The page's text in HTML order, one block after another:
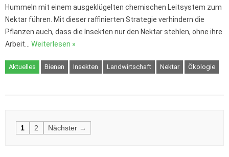
Hummeln mit einem ausgeklügelten chemischen Leitsystem zum
Nektar führen. Mit dieser raffinierten Strategie verhindern die
Pflanzen auch, dass die Insekten nur den Nektar stehlen, ohne ihre
Arbeit… Weiterlesen »
Aktuelles Bienen Insekten Landwirtschaft Nektar Ökologie
Posts
1 2 Nächster →